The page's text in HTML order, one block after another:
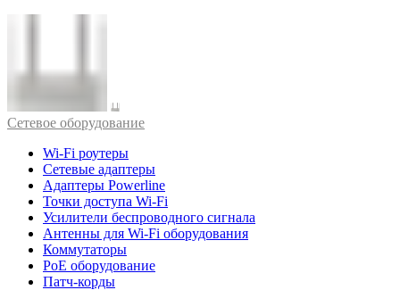
Cетевое оборудование
Wi-Fi роутеры
Сетевые адаптеры
Адаптеры Powerline
Точки доступа Wi-Fi
Усилители беспроводного сигнала
Антенны для Wi-Fi оборудования
Коммутаторы
PoE оборудование
Патч-корды